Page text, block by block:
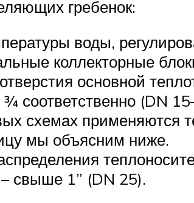
гребенок:
воды,
коллекторные
основной
соответственно (DN
схемах применяются
мы объясним ниже.
свыше 1” (DN 25).